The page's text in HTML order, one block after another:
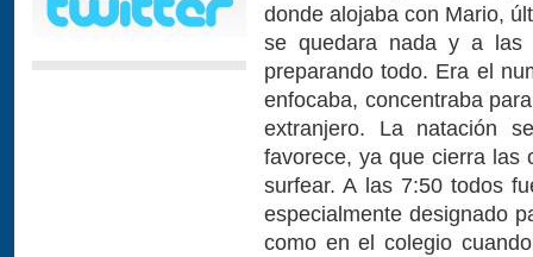
donde alojaba con Mario,
se quedara nada y a las
preparando todo. Era el
enfocaba, concentraba
extranjero. La natación
favorece, ya que cierra las
surfear. A las 7:50 todos
especialmente designado
como en el colegio